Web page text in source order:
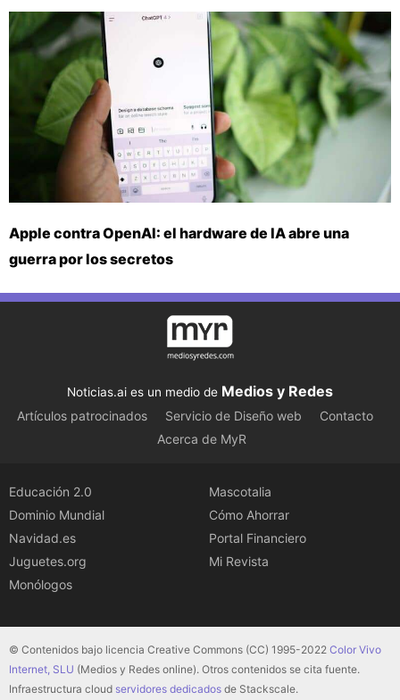
Apple contra OpenAI: el hardware de IA abre una
guerra por los secretos
Noticias.ai es un medio de Medios y Redes
Artículos patrocinados Servicio de Diseño web
Contacto
Acerca de MyR
Educación 2.0
Dominio Mundial
Navidad.es
Juguetes.org
Monólogos
Mascotalia
Cómo Ahorrar
Portal Financiero
Mi Revista
© Contenidos bajo licencia Creative Commons (CC) 1995-2022 Color Vivo
Internet, SLU (Medios y Redes online). Otros contenidos se cita fuente.
Infraestructura cloud servidores dedicados de Stackscale.